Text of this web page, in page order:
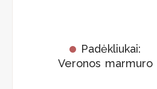
Padėkliukai:
Veronos marmuro